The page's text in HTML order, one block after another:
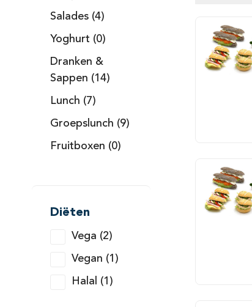
Salades (4)
Yoghurt (0)
Dranken &
Sappen (14)
Lunch (7)
Groepslunch (9)
Fruitboxen (0)
Diëten
Vega (2)
Vegan (1)
Halal (1)